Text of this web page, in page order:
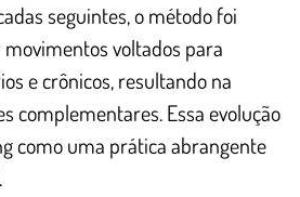
seguintes, o método foi
voltados para
e crônicos, resultando na
complementares. Essa evolução
como uma prática abrangente